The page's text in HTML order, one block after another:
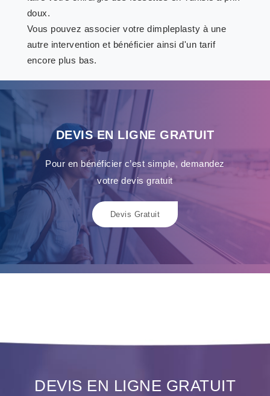
doux.
Vous pouvez associer votre dimpleplasty à une
autre intervention et bénéficier ainsi d'un tarif
encore plus bas.
DEVIS EN LIGNE GRATUIT
Pour en bénéficier c’est simple, demandez
votre devis gratuit
Devis Gratuit
DEVIS EN LIGNE GRATUIT